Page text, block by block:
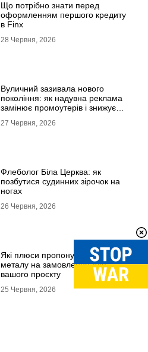
Що потрібно знати перед
оформленням першого кредиту
в Finx
28 Червня, 2026
Вуличний зазивала нового
покоління: як надувна реклама
замінює промоутерів і знижує
27 Червня, 2026
Флеболог Біла Церква: як
позбутися судинних зірочок на
ногах
26 Червня, 2026
Які плюси пропонують вироби із
металу на замовлення для
вашого проєкту
25 Червня, 2026